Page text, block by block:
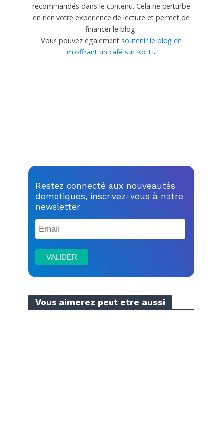
recommandés dans le contenu. Cela ne perturbe
en rien votre experience de lecture et permet de
financer le blog.
Vous pouvez également soutenir le blog en
m'offrant un café sur Ko-Fi.
Restez connecté aux nouveautés
domotiques, inscrivez-vous à notre
newsletter
Vous aimerez peut etre aussi